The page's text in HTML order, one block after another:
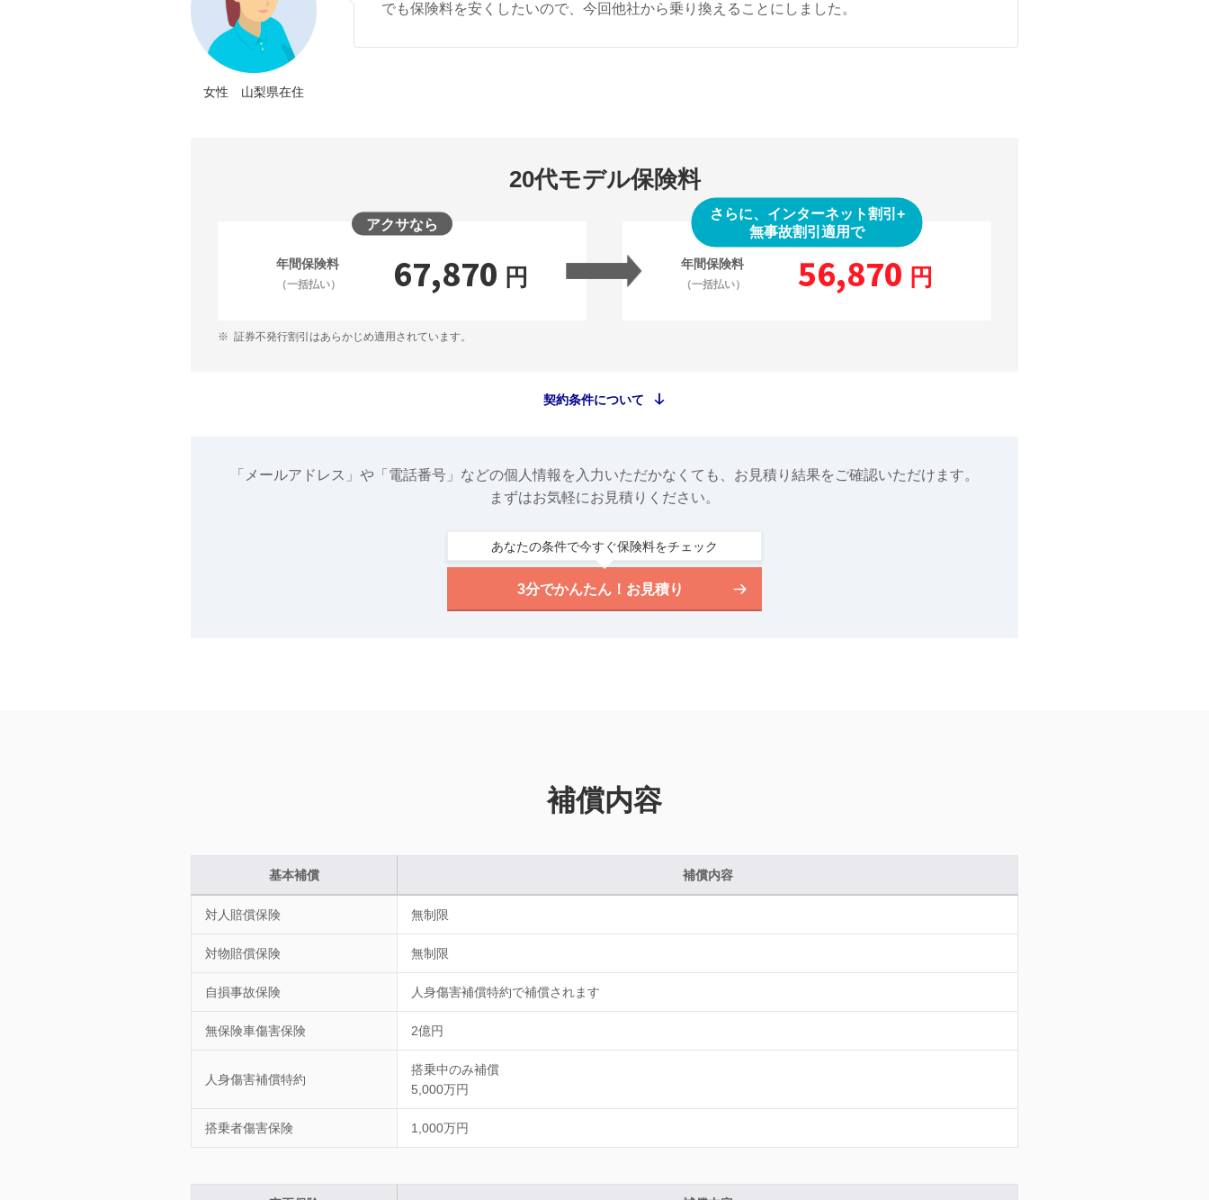
女性 山梨県在住
でも保険料を安くしたいので、今回他社から乗り換えることにしました。
20代モデル保険料
アクサなら
年間保険料
（一括払い） 67,870 円
さらに、インターネット割引+
無事故割引適用で
年間保険料
（一括払い） 56,870 円
※ 証券不発行割引はあらかじめ適用されています。
契約条件について
「メールアドレス」や「電話番号」などの個人情報を入力いただかなくても、お見積り結果をご確認いただけます。
まずはお気軽にお見積りください。
3分でかんたん！お見積り
あなたの条件で今すぐ保険料をチェック
補償内容
基本補償 補償内容
対人賠償保険 無制限
対物賠償保険 無制限
自損事故保険 人身傷害補償特約で補償されます
無保険車傷害保険 2億円
人身傷害補償特約
搭乗中のみ補償
5,000万円
搭乗者傷害保険 1,000万円